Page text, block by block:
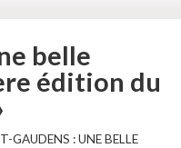
belle
édition du
GAUDENS : UNE BELLE